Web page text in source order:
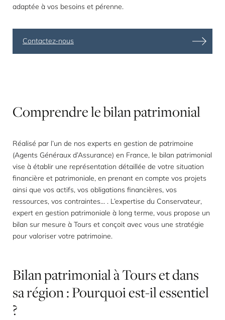
adaptée à vos besoins et pérenne.
Contactez-nous
Comprendrelebilanpatrimonial
Réalisé par l’un de nos experts en gestion de patrimoine
(Agents Généraux d’Assurance) en France, le bilan patrimonial
vise à établir une représentation détaillée de votre situation
financière et patrimoniale, en prenant en compte vos projets
ainsi que vos actifs, vos obligations financières, vos
ressources, vos contraintes… . L’expertise du Conservateur,
expert en gestion patrimoniale à long terme, vous propose un
bilan sur mesure à Tours et conçoit avec vous une stratégie
pour valoriser votre patrimoine.
BilanpatrimonialàToursetdans
sarégion:Pourquoiest-ilessentiel
?